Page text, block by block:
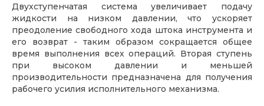
Двухступенчатая система увеличивает подачу
жидкости на низком давлении, что ускоряет
преодоление свободного хода штока инструмента и
его возврат - таким образом сокращается общее
время выполнения всех операций. Вторая ступень
при высоком давлении и меньшей
производительности предназначена для получения
рабочего усилия исполнительного механизма.